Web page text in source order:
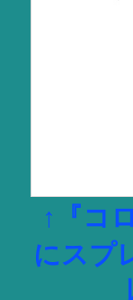
↑『コ
にスプ